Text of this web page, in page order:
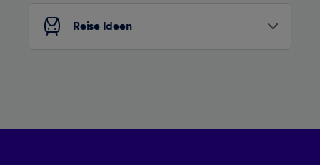
Reise Ideen